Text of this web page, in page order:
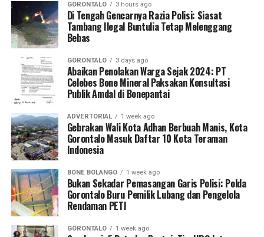
GORONTALO 3 hours ago
Di Tengah Gencarnya Razia Polisi: Siasat
Tambang Ilegal Buntulia Tetap Melenggang
Bebas
GORONTALO 3 days ago
Abaikan Penolakan Warga Sejak 2024: PT
Celebes Bone Mineral Paksakan Konsultasi
Publik Amdal di Bonepantai
ADVERTORIAL 1 week ago
Gebrakan Wali Kota Adhan Berbuah Manis, Kota
Gorontalo Masuk Daftar 10 Kota Teraman
Indonesia
BONE BOLANGO 1 week ago
Bukan Sekadar Pemasangan Garis Polisi: Polda
Gorontalo Buru Pemilik Lubang dan Pengelola
Rendaman PETI
GORONTALO 1 week ago